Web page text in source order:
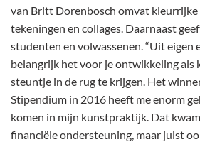
van Britt Dorenbosch omvat kleurrijke
tekeningen en collages. Daarnaast
studenten en volwassenen. “Uit eigen
belangrijk het voor je ontwikkeling als
steuntje in de rug te krijgen. Het
Stipendium in 2016 heeft me enorm
komen in mijn kunstpraktijk. Dat
financiële ondersteuning, maar juist